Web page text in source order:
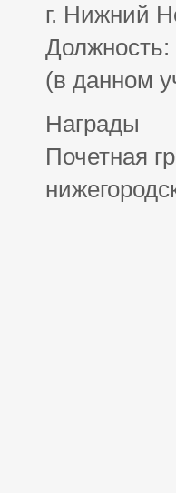
г. Нижний
Должность:
(в данном
Награды
Почетная